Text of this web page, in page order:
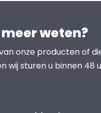
weten?
onze producten of
wij sturen u binnen 48